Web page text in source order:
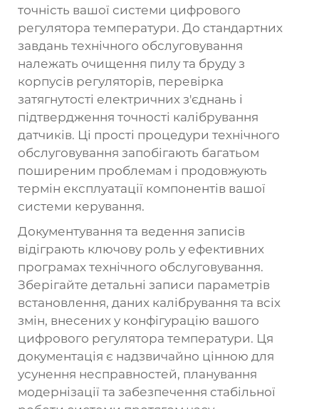
точність вашої системи цифрового
регулятора температури. До стандартних
завдань технічного обслуговування
належать очищення пилу та бруду з
корпусів регуляторів, перевірка
затягнутості електричних з'єднань і
підтвердження точності калібрування
датчиків. Ці прості процедури технічного
обслуговування запобігають багатьом
поширеним проблемам і продовжують
термін експлуатації компонентів вашої
системи керування.
Документування та ведення записів
відіграють ключову роль у ефективних
програмах технічного обслуговування.
Зберігайте детальні записи параметрів
встановлення, даних калібрування та всіх
змін, внесених у конфігурацію вашого
цифрового регулятора температури. Ця
документація є надзвичайно цінною для
усунення несправностей, планування
модернізації та забезпечення стабільної